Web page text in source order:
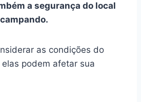
a segurança do local
as condições do
podem afetar sua